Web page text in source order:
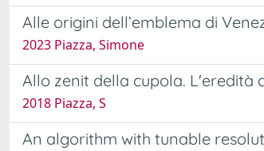
Alle origini dell’emblema di
2023 Piazza, Simone
Allo zenit della cupola. L'eredità
2018 Piazza, S
An algorithm with tunable